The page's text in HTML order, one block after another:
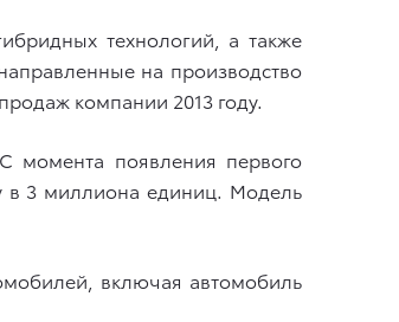
технологий, а также
направленные на производство
компании 2013 году.
момента появления первого
в 3 миллиона единиц. Модель
включая автомобиль